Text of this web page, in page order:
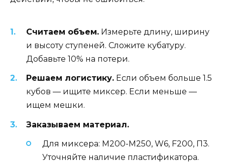
Считаем объем. Измерьте длину, ширину
и высоту ступеней. Сложите кубатуру.
Добавьте 10% на потери.
Решаем логистику. Если объем больше 1.5
кубов — ищите миксер. Если меньше —
ищем мешки.
Заказываем материал.
Для миксера: М200-М250, W6, F200, П3.
Уточняйте наличие пластификатора.